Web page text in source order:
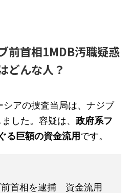
前首相1MDB汚職疑惑
どんな人？
アの捜査当局は、ナジブ
した。容疑は、 政府系フ
る巨額の資金流用です。
首相を逮捕 資金流用